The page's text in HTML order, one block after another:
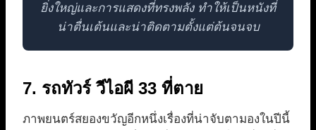
ยิ่งใหญ่และการแสดงที่ทรงพลัง ทำให้เป็นหนังที่
น่าตื่นเต้นและน่าติดตามตั้งแต่ต้นจนจบ
7. รถทัวร์ วีไอผี 33 ที่ตาย
ภาพยนตร์สยองขวัญอีกหนึ่งเรื่องที่น่าจับตามองในปีนี้